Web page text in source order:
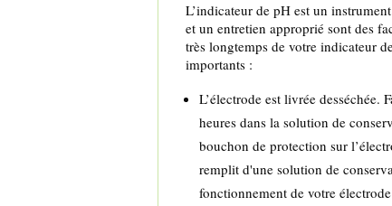
L’indicateur de pH est un
et un entretien approprié sont des
très longtemps de votre indicateur
importants :
L’électrode est livrée desséchée.
heures dans la solution de
bouchon de protection sur
remplit d'une solution de
fonctionnement de votre